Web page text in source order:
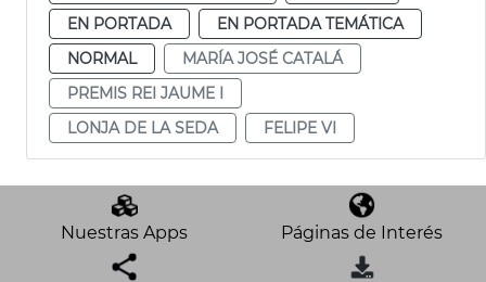
EN PORTADA
EN PORTADA TEMÁTICA
NORMAL
MARÍA JOSÉ CATALÁ
PREMIS REI JAUME I
LONJA DE LA SEDA
FELIPE VI
Nuestras Apps Páginas de Interés